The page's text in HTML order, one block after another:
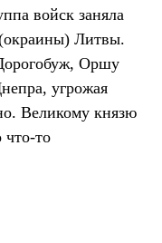
войск заняла
Литвы.
Оршу
угрожая
Великому князю
то